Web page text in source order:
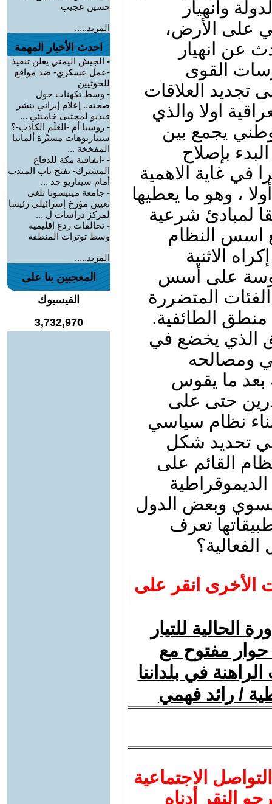
وانهيار
على الأرض،
عن انهيار
القوى
تجديد العلاقات
اولا والذي
يجمع بين
بإصلاح
في غاية الاهمية
، وهو ما يعطيها
لمبادئ شرعية
اسس النظام
الاثنية
على أسس
المتضررة
منطق الطائفية.
الذي يخضع في
ومصالحه
بعد ما يقوس
حتى على
نظام سياسي
تحديد شكل
القائم على
وبعض الدول
تعرف
الأخرى انقر على
الحالية للتيار
مفتوح مع
في بلداننا
/ رائد فهمي
الاجتماعية
النقر أدناه
حسين عجيب
المزيد.....
احدث الأخبار المهمة
- الجيش اليمني يعلن تنفيذ
-عمل عسكري- ضد مواقع
للحوثيين
- وسط تكهنات حول
صحته.. إعلام إيراني ينشر
فيديو لمجتبى خامنئي ...
- روسيا أم -العَلَم الكاذب-؟
سيناريوهات مسيّرة ألمانيا
المفخخة ...
- -اتفاقية مكة للدفاع
المشترك- تفتح باب المندب
أمام سيناريو جد ...
- جامعة مينيسوتا تلغي
تعيين مؤرخ إسرائيلي رئيسا
لمركز دراسات ل ...
- تحالفات ردع إقليمية
وسط توترات المنطقة
المزيد.....
المعجبين بنا على
الفيسبوك
3,732,970